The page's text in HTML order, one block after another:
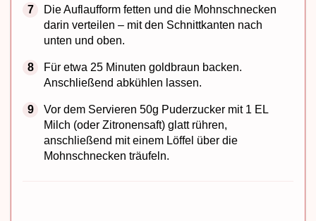
Die Auflaufform fetten und die Mohnschnecken
darin verteilen – mit den Schnittkanten nach
unten und oben.
Für etwa 25 Minuten goldbraun backen.
Anschließend abkühlen lassen.
Vor dem Servieren 50g Puderzucker mit 1 EL
Milch (oder Zitronensaft) glatt rühren,
anschließend mit einem Löffel über die
Mohnschnecken träufeln.